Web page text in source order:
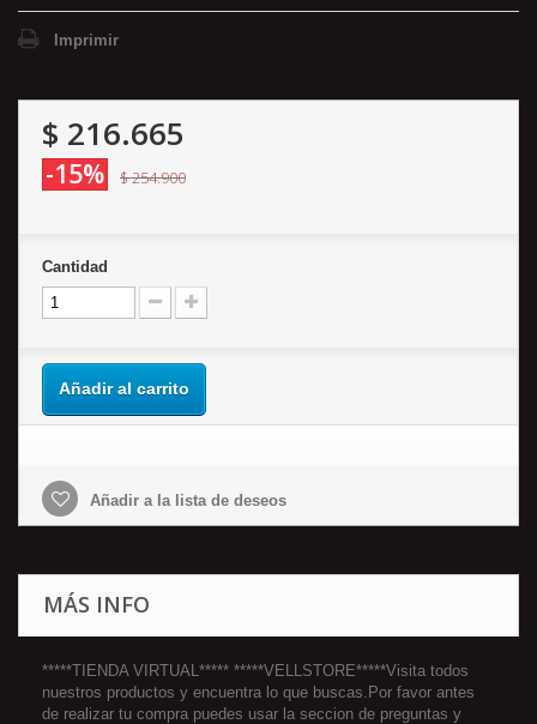
Imprimir
$ 216.665
-15% $ 254.900
Cantidad
Añadir al carrito
Añadir a la lista de deseos
MÁS INFO
*****TIENDA VIRTUAL***** *****VELLSTORE*****Visita todos
nuestros productos y encuentra lo que buscas.Por favor antes
de realizar tu compra puedes usar la seccion de preguntas y